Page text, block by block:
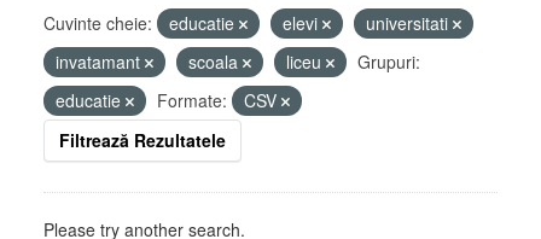
Cuvinte cheie: educatie elevi
universitati
invatamant
scoala liceu
Grupuri:
educatie
Formate:
CSV
Filtrează Rezultatele
Please try another search.